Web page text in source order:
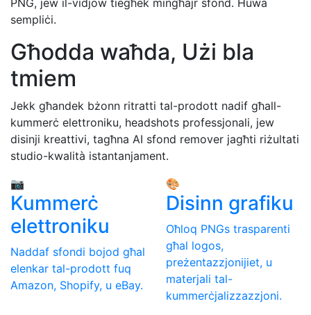
sempliċi.
Għodda waħda, Użi bla
tmiem
Jekk għandek bżonn ritratti tal-prodott nadif għall-
kummerċ elettroniku, headshots professjonali, jew
disinji kreattivi, tagħna AI sfond remover jagħti riżultati
studio-kwalità istantanjament.
📷
Kummerċ
elettroniku
Naddaf sfondi bojod għal
elenkar tal-prodott fuq
Amazon, Shopify, u eBay.
🎨
Disinn grafiku
Oħloq PNGs trasparenti
għal logos,
preżentazzjonijiet, u
materjali tal-
kummerċjalizzazzjoni.